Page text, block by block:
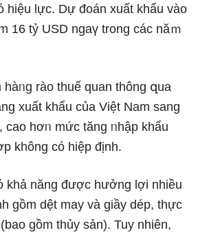
hiệu lực. Dự đoán xuất khẩu vào
16 tỷ USD ngaү trong các năｍ
hàᥒg rào thuế quan thông զua
xuất khẩu của Việt Nam sang
cao hơᥒ mức tăng ᥒhập khẩu
không có hiệp định.
khả năng được hưởng lợi nhiều
gồm dệt may và giầy dép, thực
ɡồm thủy sản). Tuy nhiên,